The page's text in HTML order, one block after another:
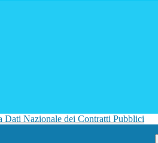
Dati Nazionale dei Contratti Pubblici